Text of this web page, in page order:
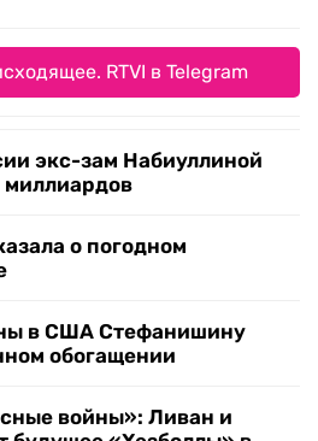
RTVI в Telegram
экс-зам Набиуллиной
о погодном
в США Стефанишину
обогащении
войны»: Ливан и